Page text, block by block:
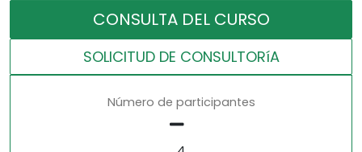
CONSULTA DEL CURSO
SOLICITUD DE CONSULTORíA
Número de participantes